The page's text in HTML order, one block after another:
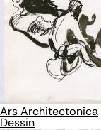
Ars Architectonica
Dessin